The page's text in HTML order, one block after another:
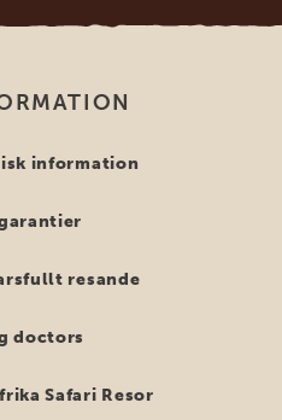
information
resande
doctors
Safari Resor